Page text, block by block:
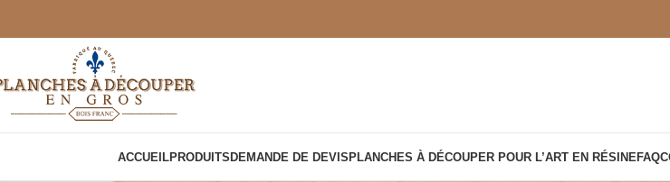
ACCUEILPRODUITSDEMANDE DE DEVISPLANCHES À DÉCOUPER POUR L’ART EN RÉSINEFAQ